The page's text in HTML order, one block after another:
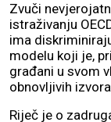
Zvuči
istraživanju
ima
modelu koji je,
građani u svom
obnovljivih
Riječ je o